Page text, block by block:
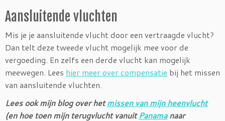
Aansluitende vluchten
Mis je je aansluitende vlucht door een vertraagde vlucht?
Dan telt deze tweede vlucht mogelijk mee voor de
vergoeding. En zelfs een derde vlucht kan mogelijk
meewegen. Lees hier meer over compensatie bij het missen
van aansluitende vluchten.
Lees ook mijn blog over hetmissen van mijn heenvlucht
(en hoe toen mijn terugvlucht vanuitPanamanaar